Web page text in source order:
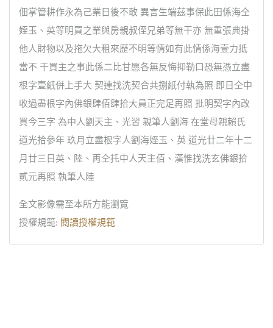
佃掌管耕作永為己業日後不敢 異言生端茲事保此田係海仝
姪玉、英等明買之業與房親叔侄兄弟等無干亦 無重張典掛
他人財物以及拖欠大租來歷不明等情如有此情係海壹力抵
當不 干買主之事此係二比甘愿各無反悔抑勒口恐無憑立盡
根字壹紙併上手大 契連找洗契合共捌紙付執為照 即日仝中
收過盡根字內佛銀肆佰肆拾大員正完足再照 批明契字內改
買今三字 為中人劉天主、光習 親筆人劉海 在堂母親賴氏
道光拾參年 玖月立盡根字人劉海姪玉、英 道光廿二年十二
月廿三日英、陸、再仝托中人天主佰、漢惟找洗玄佛銀拾
貳元再照 執筆人陸
全文影像需至本所方能瀏覽
授權規範: 閱讀授權規範